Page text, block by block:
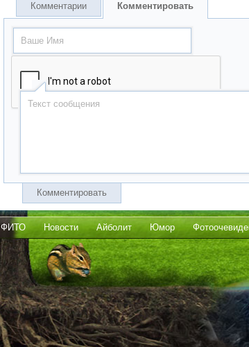
Комментарии Комментировать
Комментировать
ФИТО Новости Айболит Юмор